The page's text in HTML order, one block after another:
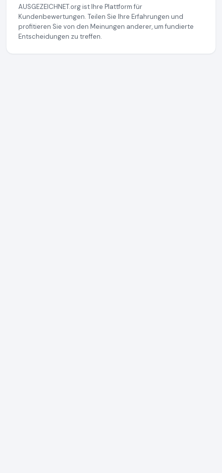
AUSGEZEICHNET.org ist Ihre Plattform für
Kundenbewertungen. Teilen Sie Ihre Erfahrungen und
profitieren Sie von den Meinungen anderer, um fundierte
Entscheidungen zu treffen.